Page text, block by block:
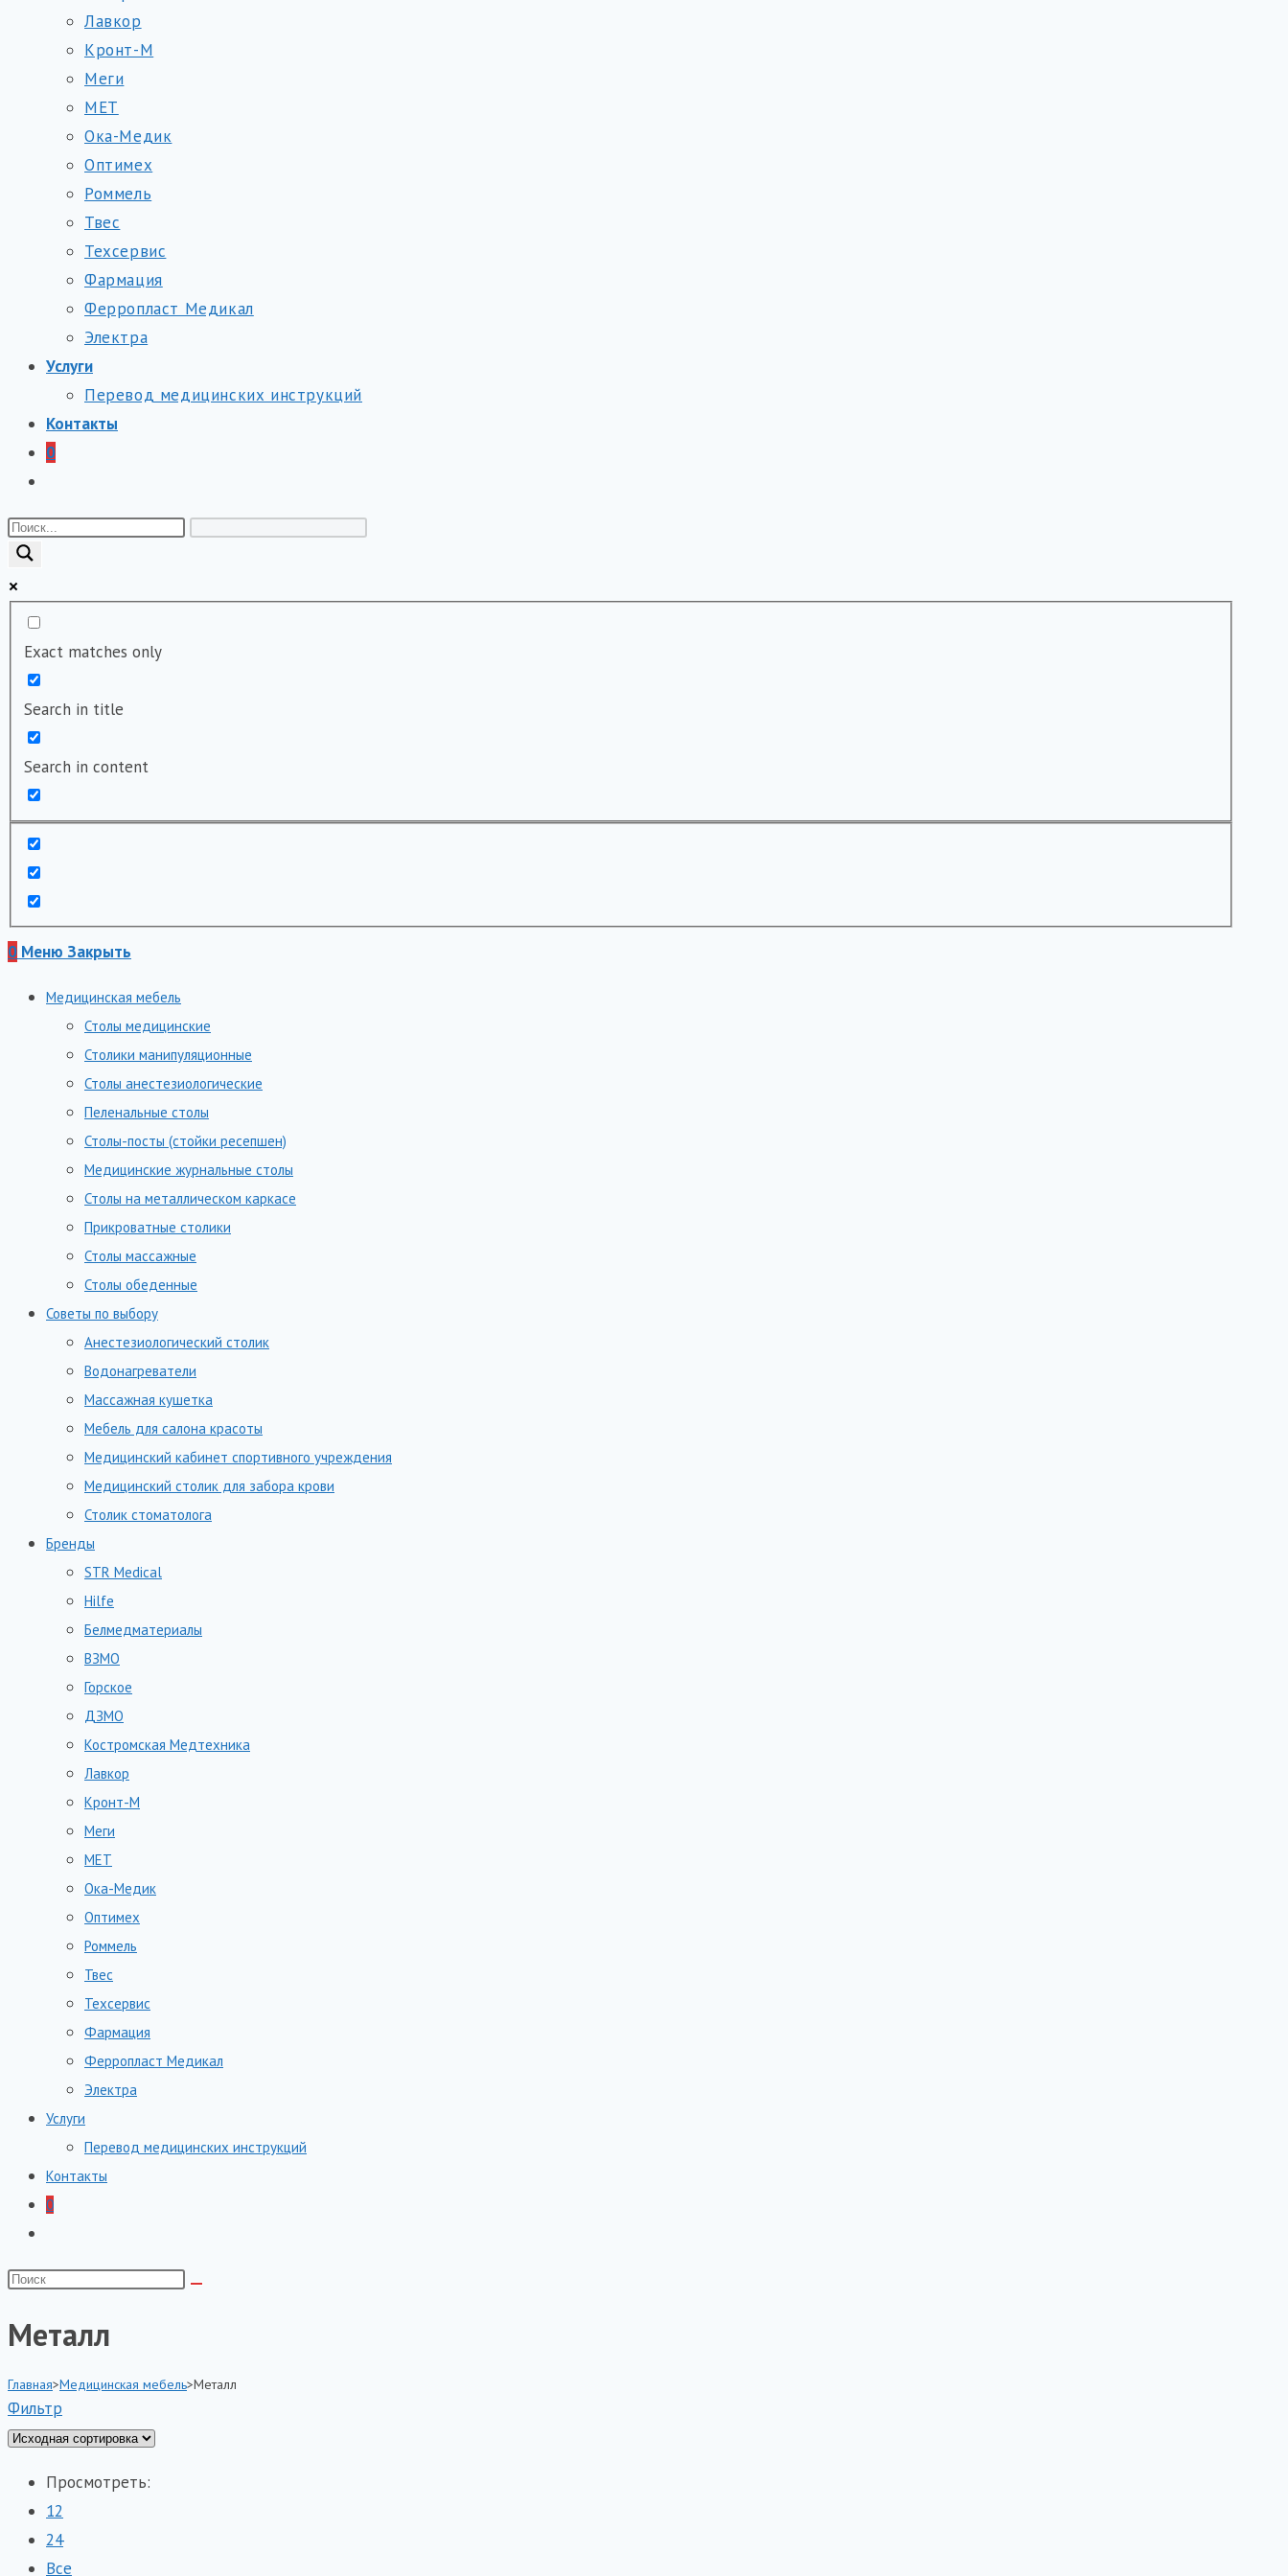
Лавкор
Кронт-М
Меги
МЕТ
Ока-Медик
Оптимех
Роммель
Твес
Техсервис
Фармация
Ферропласт Медикал
Электра
Услуги
Перевод медицинских инструкций
Контакты
0
по
Exact matches only
Search in title
Search in content
0 Меню Закрыть
Медицинская мебель
Столы медицинские
Столики манипуляционные
Столы анестезиологические
Пеленальные столы
Столы-посты (стойки ресепшен)
Медицинские журнальные столы
Столы на металлическом каркасе
Прикроватные столики
Столы массажные
Столы обеденные
Советы по выбору
Анестезиологический столик
Водонагреватели
Массажная кушетка
Мебель для салона красоты
Медицинский кабинет спортивного учреждения
Медицинский столик для забора крови
Столик стоматолога
Бренды
STR Medical
Hilfe
Белмедматериалы
ВЗМО
Горское
ДЗМО
Костромская Медтехника
Лавкор
Кронт-М
Меги
МЕТ
Ока-Медик
Оптимех
Роммель
Твес
Техсервис
Фармация
Ферропласт Медикал
Электра
Услуги
Перевод медицинских инструкций
Контакты
0
по
сайту
Поиск
сайте
Металл
Главная>Медицинская мебель>Металл
Фильтр
Просмотреть:
12
24
Все